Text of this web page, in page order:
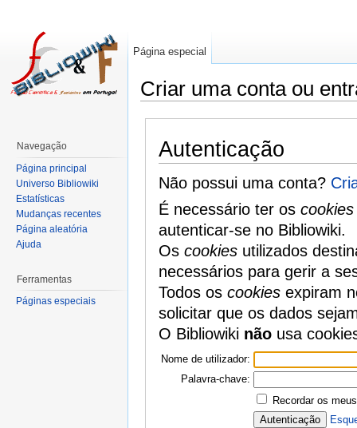
Criar uma conta ou
Autenticação
Não possui uma conta?
É necessário ter os cookies
autenticar-se no Bibliowiki.
Os cookiesutilizados
necessários para gerir a
Todos os cookiesexpiram
solicitar que os dados
O Bibliowiki nãousa
Nome de utilizador:
Palavra-chave:
Recordar os
Página especial
Navegação
Página principal
Universo Bibliowiki
Estatísticas
Mudanças recentes
Página aleatória
Ajuda
Ferramentas
Páginas especiais